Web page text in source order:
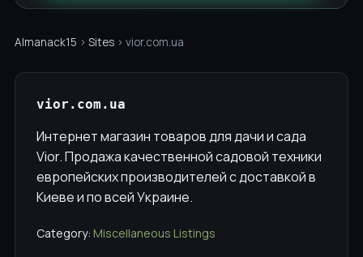
Almanack15 › Sites › vior.com.ua
vior.com.ua
Интернет магазин товаров для дачи и сада
Vior. Продажа качественной садовой техники
европейских производителей с доставкой в
Киеве и по всей Украине.
Category: Miscellaneous Listings